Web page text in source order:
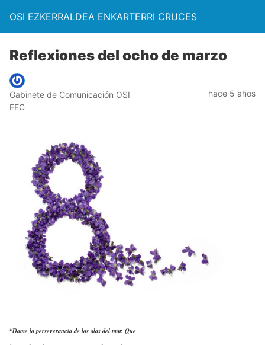
OSI EZKERRALDEA ENKARTERRI CRUCES
Reflexiones del ocho de marzo
Gabinete de Comunicación OSI
EEC
hace 5 años
“Dame la perseverancia de las olas del mar. Que